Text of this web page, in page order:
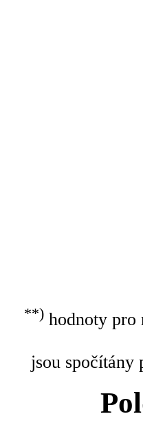
**)hodnoty pro
jsou spočítány